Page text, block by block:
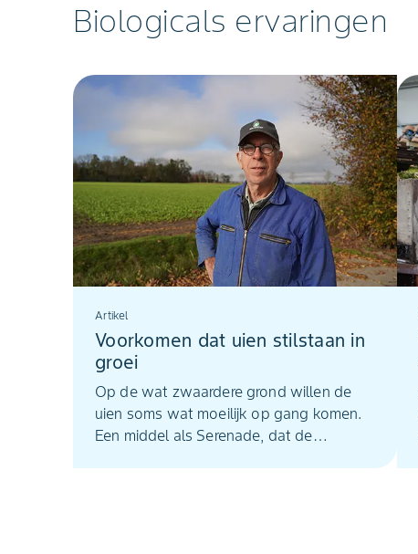
Biologicals ervaringen
Artikel
Voorkomen dat uien stilstaan in
groei
Op de wat zwaardere grond willen de
uien soms wat moeilijk op gang komen.
Een middel als Serenade, dat de